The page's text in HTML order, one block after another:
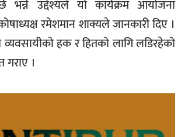
भन्ने उद्देश्यले यो कार्यक्रम आयोजना
रमेशमान शाक्यले जानकारी दिए ।
हक र हितको लागि लडिरहेको
।